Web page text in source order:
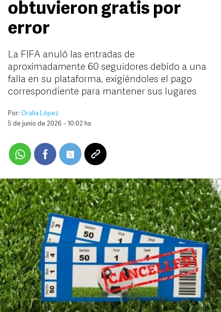
obtuvieron gratis por
error
La FIFA anuló las entradas de
aproximadamente 60 seguidores debido a una
falla en su plataforma, exigiéndoles el pago
correspondiente para mantener sus lugares
Por: Oralia López
5 de junio de 2026 - 10:02 hs